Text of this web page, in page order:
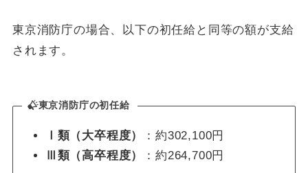
東京消防庁の場合、以下の初任給と同等の額が支給
されます。
東京消防庁の初任給
Ⅰ類（大卒程度）
：約302,100円
Ⅲ類（高卒程度）
：約264,700円